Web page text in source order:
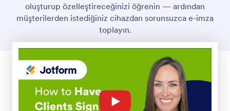
oluşturup özelleştireceğinizi öğrenin — ardından
müşterilerden istediğiniz cihazdan sorunsuzca e-imza
toplayın.